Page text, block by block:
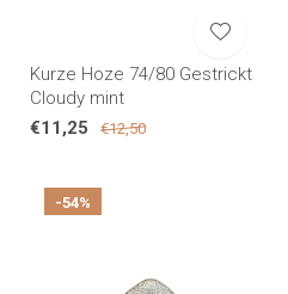
Kurze Hoze 74/80 Gestrickt
Cloudy mint
€11,25
€12,50
-54%